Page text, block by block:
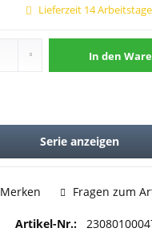
Lieferzeit 14 Arbeitstage
In den
Serie anzeigen
Merken Fragen zum
Artikel-Nr.: